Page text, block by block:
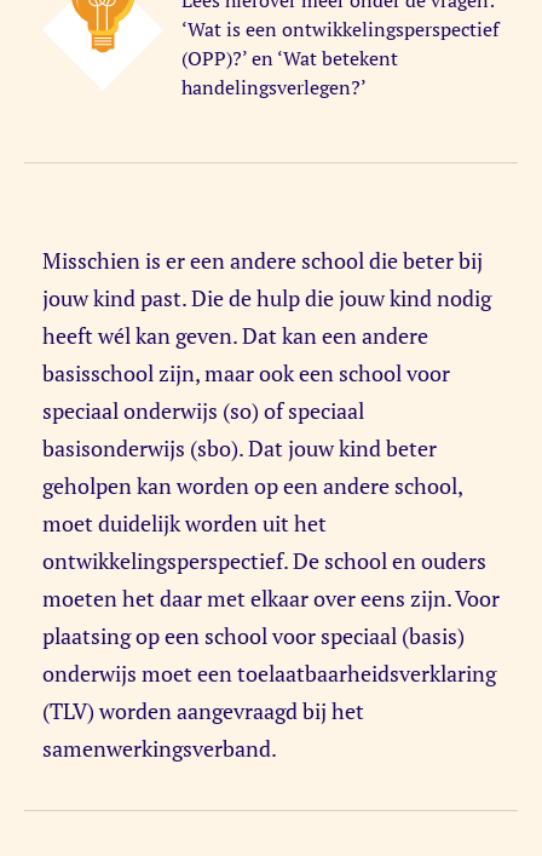
‘Wat is een ontwikkelingsperspectief
(OPP)?’ en ‘Wat betekent
handelingsverlegen?’
Misschien is er een andere school die beter bij
jouw kind past. Die de hulp die jouw kind nodig
heeft wél kan geven. Dat kan een andere
basisschool zijn, maar ook een school voor
speciaal onderwijs (so) of speciaal
basisonderwijs (sbo). Dat jouw kind beter
geholpen kan worden op een andere school,
moet duidelijk worden uit het
ontwikkelingsperspectief. De school en ouders
moeten het daar met elkaar over eens zijn. Voor
plaatsing op een school voor speciaal (basis)
onderwijs moet een toelaatbaarheidsverklaring
(TLV) worden aangevraagd bij het
samenwerkingsverband.